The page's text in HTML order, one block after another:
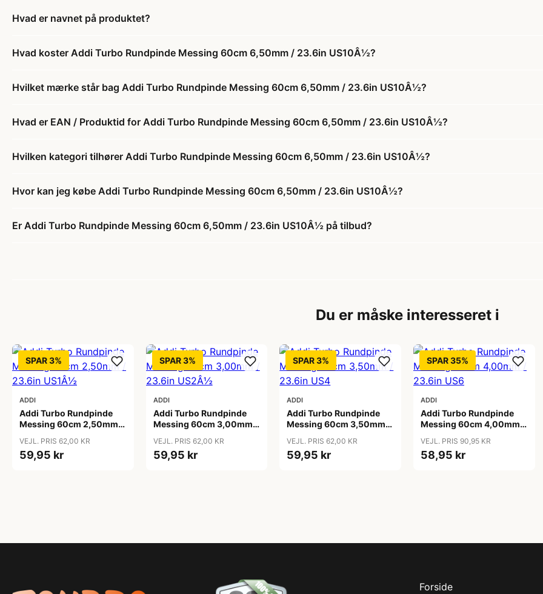
Hvad er navnet på produktet?
Hvad koster Addi Turbo Rundpinde Messing 60cm 6,50mm / 23.6in US10Â½?
Hvilket mærke står bag Addi Turbo Rundpinde Messing 60cm 6,50mm / 23.6in US10Â½?
Hvad er EAN / Produktid for Addi Turbo Rundpinde Messing 60cm 6,50mm / 23.6in US10Â½?
Hvilken kategori tilhører Addi Turbo Rundpinde Messing 60cm 6,50mm / 23.6in US10Â½?
Hvor kan jeg købe Addi Turbo Rundpinde Messing 60cm 6,50mm / 23.6in US10Â½?
Er Addi Turbo Rundpinde Messing 60cm 6,50mm / 23.6in US10Â½ på tilbud?
Du er måske interesseret i
SPAR 3%
ADDI
Addi Turbo Rundpinde
Messing 60cm 2,50mm /
VEJL. PRIS 62,00 KR
59,95 kr
SPAR 3%
ADDI
Addi Turbo Rundpinde
Messing 60cm 3,00mm /
VEJL. PRIS 62,00 KR
59,95 kr
SPAR 3%
ADDI
Addi Turbo Rundpinde
Messing 60cm 3,50mm /
VEJL. PRIS 62,00 KR
59,95 kr
SPAR 35%
ADDI
Addi Turbo Rundpinde
Messing 60cm 4,00mm /
VEJL. PRIS 90,95 KR
58,95 kr
Forside